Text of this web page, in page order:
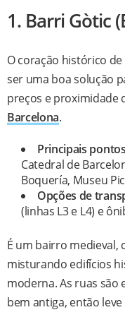
1. Barri Gòtic
O coração histórico
ser uma boa solução
preços e proximidade
Barcelona.
Principais
Catedral de
Boquería, Museu
Opções de
(linhas L3 e L4) e
É um bairro medieval,
misturando edifícios
moderna. As ruas são
bem antiga, então